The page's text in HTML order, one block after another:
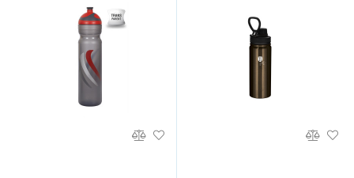
l BH-7760